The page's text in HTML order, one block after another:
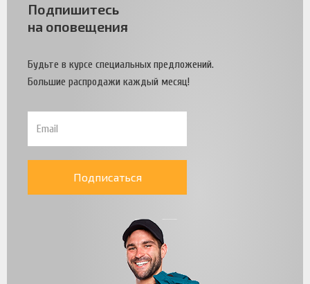
Подпишитесь
на оповещения
Будьте в курсе специальных предложений.
Большие распродажи каждый месяц!
Подписаться